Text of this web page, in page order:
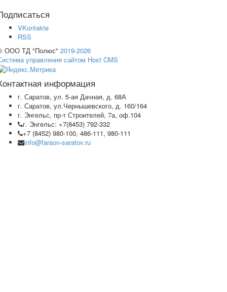
VKontakte
RSS
ООО ТД "Полюс" 2019-2026
управления сайтом Host CMS
информация
г. Саратов, ул. 5-ая Дачная, д. 68А
г. Саратов, ул.Чернышевского, д. 160/164
г. Энгельс, пр-т Строителей, 7а, оф.104
г. Энгельс: +7(8453) 792-332
+7 (8452) 980-100, 486-111, 980-111
info@faraon-saratov.ru